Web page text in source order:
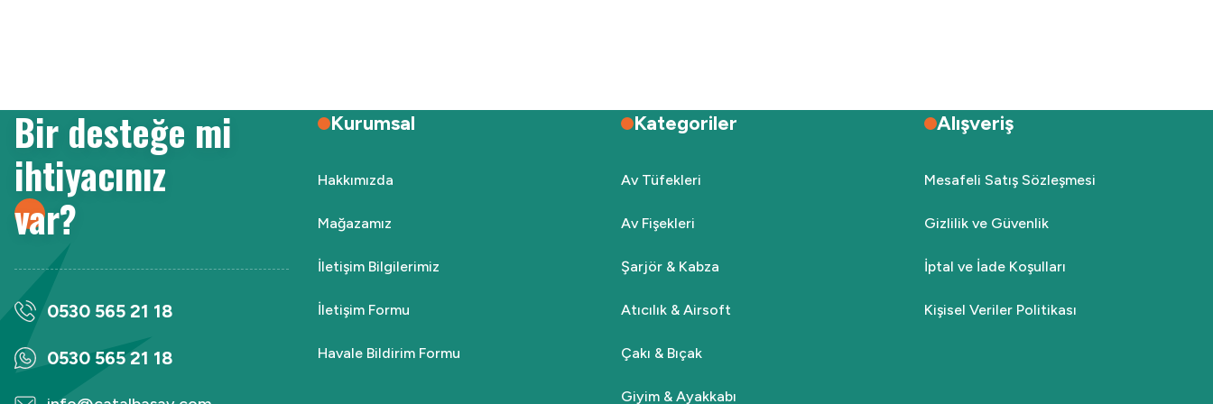
Bu ürüne benzer farklı alternatifler olmalı.
Bir desteğe mi
ihtiyacınız
var?
0530 565 21 18
0530 565 21 18
Kurumsal
Hakkımızda
Mağazamız
İletişim Bilgilerimiz
İletişim Formu
Havale Bildirim Formu
Kategoriler
Av Tüfekleri
Av Fişekleri
Şarjör & Kabza
Atıcılık & Airsoft
Çakı & Bıçak
Giyim & Ayakkabı
Alışveriş
Mesafeli Satış Sözleşmesi
Gizlilik ve Güvenlik
İptal ve İade Koşulları
Kişisel Veriler Politikası